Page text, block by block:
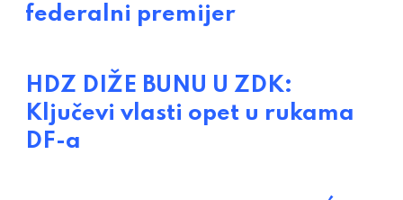
federalni premijer
HDZ DIŽE BUNU U ZDK:
Ključevi vlasti opet u rukama
DF-a